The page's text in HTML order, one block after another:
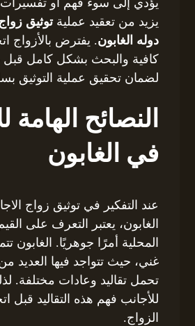
يؤدي إلى سوء فهم أو تفسيرات
يزيد من تعقيد عمليةتوثيق
دوله الغابون. يفترض بالأزواج
كافية والبحث بشكل كامل قبل
لضمان تحقيق عملية التوثيق
النصائح الهامة
في الغابون
عند التفكير في توثيق زواج
الغابون، يعتبر التعرف على
المحلية أمرًا جوهريًا. الغابون
غني، حيث تتواجد فيها العديد من
تحمل تقاليد وعادات مختلفة.
للأجانب فهم هذه التقاليد قبل
الزواج.